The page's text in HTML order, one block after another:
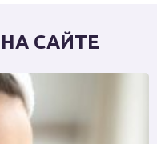
САЙТЕ